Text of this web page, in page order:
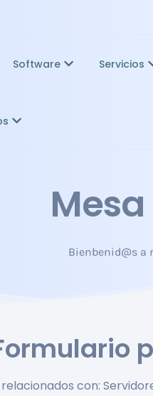
Software Servicios
Bienbenid@s a
con: